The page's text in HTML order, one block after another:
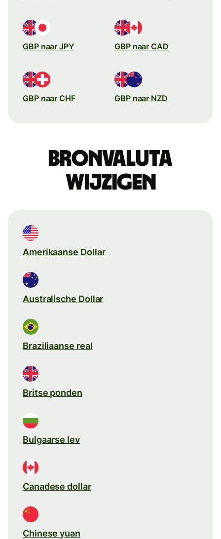
GBP naar JPY GBP naar CAD
GBP naar CHF GBP naar NZD
Bronvaluta
wijzigen
Amerikaanse Dollar
Australische Dollar
Braziliaanse real
Britse ponden
Bulgaarse lev
Canadese dollar
Chinese yuan